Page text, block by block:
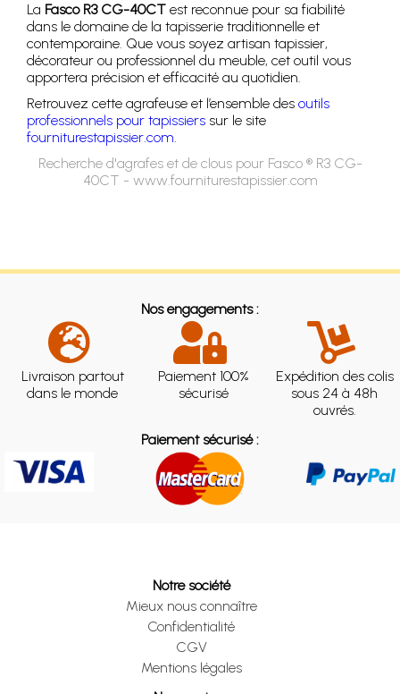
La Fasco R3 CG-40CT est reconnue pour sa fiabilité
dans le domaine de la tapisserie traditionnelle et
contemporaine. Que vous soyez artisan tapissier,
décorateur ou professionnel du meuble, cet outil vous
apportera précision et efficacité au quotidien.
Retrouvez cette agrafeuse et l’ensemble des outils
professionnels pour tapissiers sur le site
fourniturestapissier.com.
Recherche d'agrafes et de clous pour Fasco ® R3 CG-
40CT - www.fourniturestapissier.com
Nos engagements :
Livraison partout
dans le monde
Paiement 100%
sécurisé
Expédition des colis
sous 24 à 48h
ouvrés.
Paiement sécurisé :
Notre société
Mieux nous connaître
Confidentialité
CGV
Mentions légales